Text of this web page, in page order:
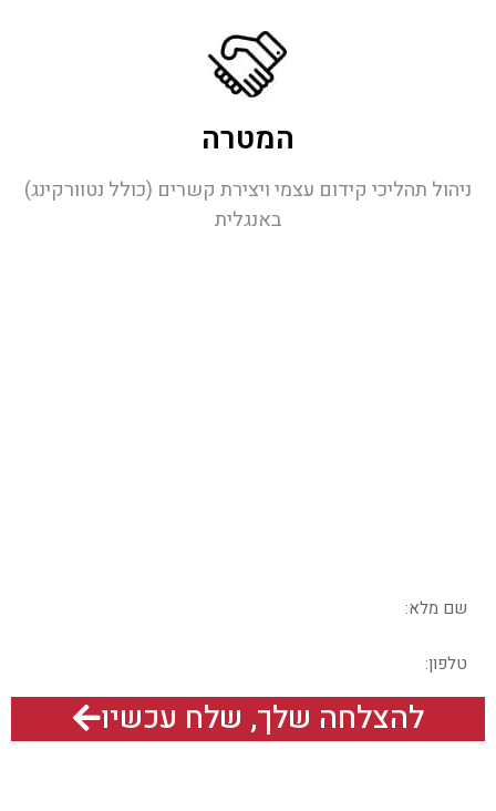
המטרה
ניהול תהליכי קידום עצמי ויצירת קשרים (כולל נטוורקינג)
באנגלית
להצלחה שלך, שלח עכשיו